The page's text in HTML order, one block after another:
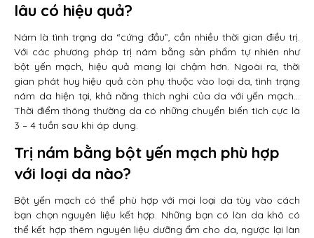
lâu có hiệu quả?
Nám là tình trạng da “cứng đầu”, cần nhiều thời gian điều trị.
Với các phương pháp trị nám bằng sản phẩm tự nhiên như
bột yến mạch, hiệu quả mang lại chậm hơn. Ngoài ra, thời
gian phát huy hiệu quả còn phụ thuộc vào loại da, tình trạng
nám da hiện tại, khả năng thích nghi của da với yến mạch…
Thời điểm thông thường da có những chuyển biến tích cực là
3 – 4 tuần sau khi áp dụng.
Trị nám bằng bột yến mạch phù hợp
với loại da nào?
Bột yến mạch có thể phù hợp với mọi loại da tùy vào cách
bạn chọn nguyên liệu kết hợp. Những bạn có làn da khô có
thể kết hợp thêm nguyên liệu dưỡng ẩm cho da, ngược lại làn